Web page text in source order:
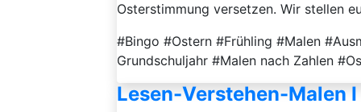
Osterstimmung versetzen. Wir stellen
#Bingo #Ostern #Frühling #Malen
Grundschuljahr #Malen nach Zahlen
Lesen-Verstehen-Malen I